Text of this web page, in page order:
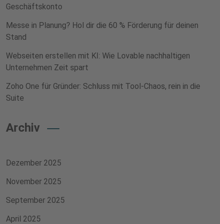
Geschäftskonto
Messe in Planung? Hol dir die 60 % Förderung für deinen
Stand
Webseiten erstellen mit KI: Wie Lovable nachhaltigen
Unternehmen Zeit spart
Zoho One für Gründer: Schluss mit Tool-Chaos, rein in die
Suite
Archiv
Dezember 2025
November 2025
September 2025
April 2025